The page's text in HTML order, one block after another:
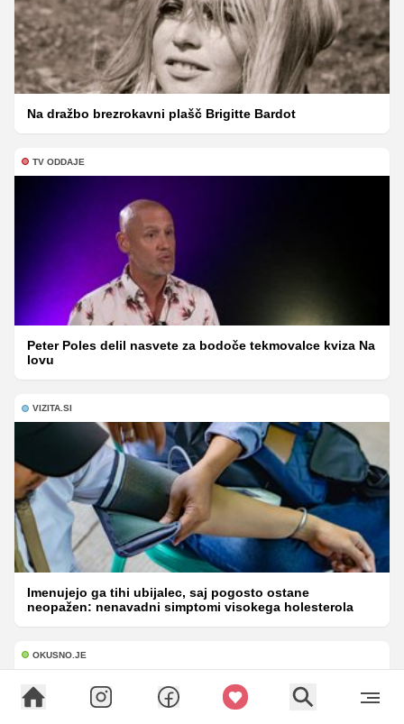
Na dražbo brezrokavni plašč Brigitte Bardot
TV ODDAJE
Peter Poles delil nasvete za bodoče tekmovalce kviza Na
lovu
VIZITA.SI
Imenujejo ga tihi ubijalec, saj pogosto ostane
neopažen: nenavadni simptomi visokega holesterola
OKUSNO.JE